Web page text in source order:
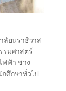
ลัยนราธิวาส
รมศาสตร์
ฟฟ้า ช่าง
กศึกษาทั่วไป